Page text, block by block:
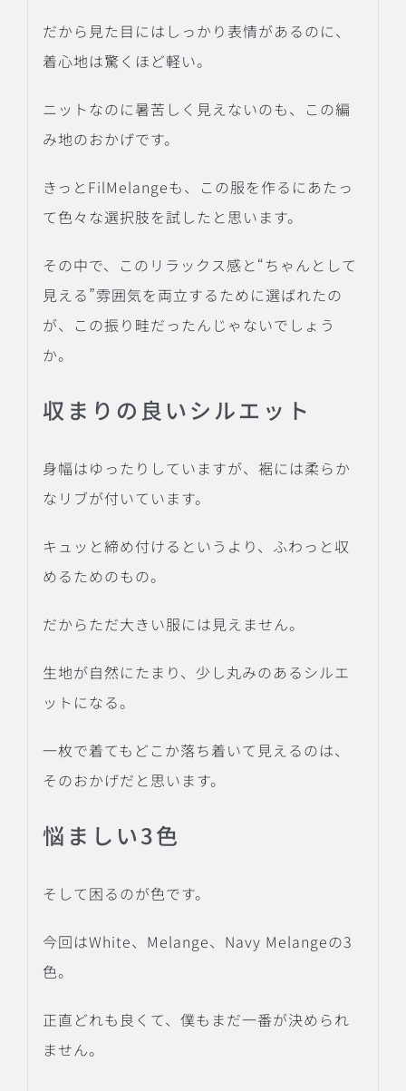
だから見た目にはしっかり表情があるのに、
着心地は驚くほど軽い。
ニットなのに暑苦しく見えないのも、この編
み地のおかげです。
きっとFilMelangeも、この服を作るにあたっ
て色々な選択肢を試したと思います。
その中で、このリラックス感と“ちゃんとして
見える”雰囲気を両立するために選ばれたの
が、この振り畦だったんじゃないでしょう
か。
収まりの良いシルエット
身幅はゆったりしていますが、裾には柔らか
なリブが付いています。
キュッと締め付けるというより、ふわっと収
めるためのもの。
だからただ大きい服には見えません。
生地が自然にたまり、少し丸みのあるシルエ
ットになる。
一枚で着てもどこか落ち着いて見えるのは、
そのおかげだと思います。
悩ましい3色
そして困るのが色です。
今回はWhite、Melange、Navy Melangeの3
色。
正直どれも良くて、僕もまだ一番が決められ
ません。